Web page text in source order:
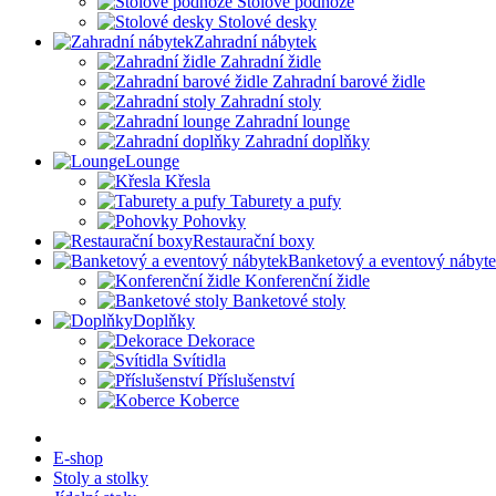
Stolové desky
Zahradní nábytek
Zahradní židle
Zahradní barové židle
Zahradní stoly
Zahradní lounge
Zahradní doplňky
Lounge
Křesla
Taburety a pufy
Pohovky
Restaurační boxy
Banketový a eventový
Konferenční židle
Banketové stoly
Doplňky
Dekorace
Svítidla
Příslušenství
Koberce
E-shop
Stoly a stolky